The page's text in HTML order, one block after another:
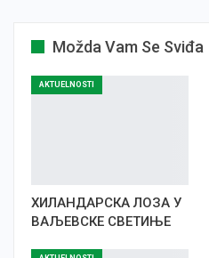
Možda Vam Se Sviđa
AKTUELNOSTI
ХИЛАНДАРСКА ЛОЗА У
ВАЉЕВСКЕ СВЕТИЊЕ